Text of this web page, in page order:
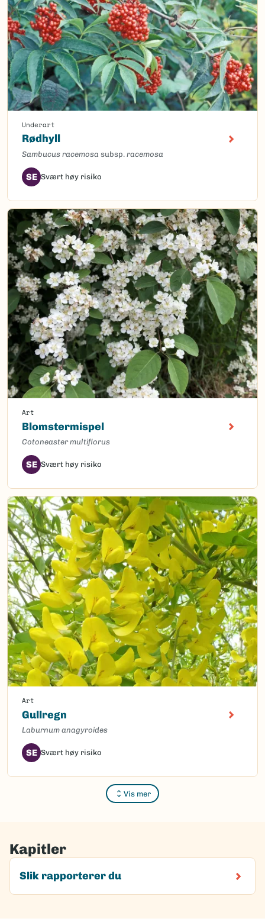
Underart
Rødhyll
Sambucus racemosa subsp. racemosa
SE Svært høy risiko
Art
Blomstermispel
Cotoneaster multiflorus
SE Svært høy risiko
Art
Gullregn
Laburnum anagyroides
SE Svært høy risiko
Vis mer
Kapitler
Slik rapporterer du